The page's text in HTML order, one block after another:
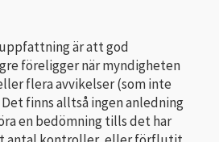
är att god
föreligger när myndigheten
flera avvikelser (som inte
finns alltså ingen anledning
en bedömning tills det har